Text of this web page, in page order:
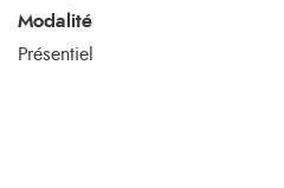
Modalité
Présentiel